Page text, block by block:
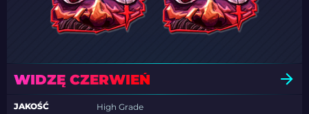
WIDZĘ CZERWIEŃ
JAKOŚĆ
High Grade